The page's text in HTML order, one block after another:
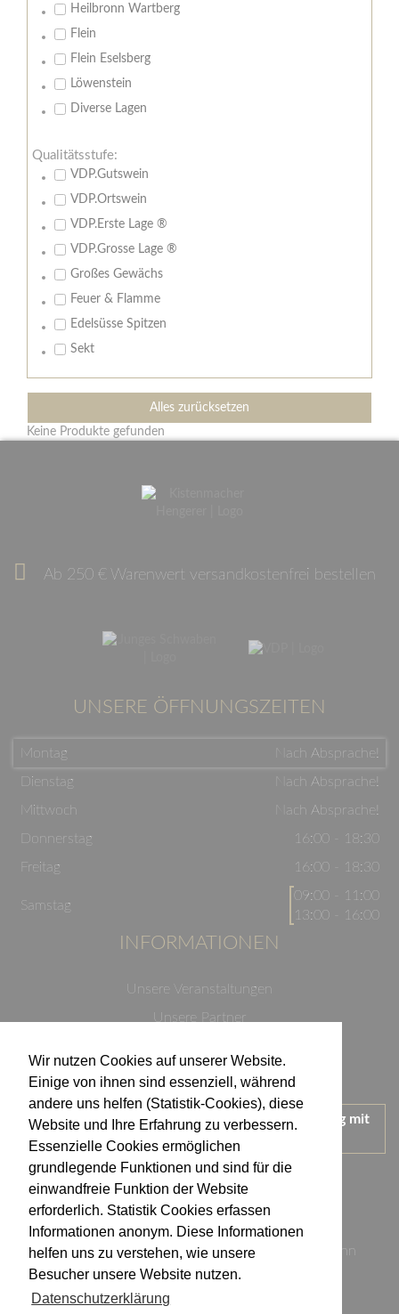
Wir nutzen Cookies auf unserer Website.
Einige von ihnen sind essenziell, während
andere uns helfen (Statistik-Cookies), diese
Website und Ihre Erfahrung zu verbessern.
Essenzielle Cookies ermöglichen
grundlegende Funktionen und sind für die
einwandfreie Funktion der Website
erforderlich. Statistik Cookies erfassen
Informationen anonym. Diese Informationen
helfen uns zu verstehen, wie unsere
Besucher unsere Website nutzen.
Datenschutzerklärung
Heilbronn Wartberg
Flein
Flein Eselsberg
Löwenstein
Diverse Lagen
Qualitätsstufe:
VDP.Gutswein
VDP.Ortswein
VDP.Erste Lage ®
VDP.Grosse Lage ®
Großes Gewächs
Feuer & Flamme
Edelsüsse Spitzen
Sekt
Alles zurücksetzen
Keine Produkte gefunden
Ab 250 € Warenwert versandkostenfrei bestellen
UNSERE ÖFFNUNGSZEITEN
Montag
Nach Absprache!
Dienstag
Nach Absprache!
Mittwoch
Nach Absprache!
Donnerstag
16:00 - 18:30
Freitag
16:00 - 18:30
Samstag
09:00 - 11:00
13:00 - 16:00
INFORMATIONEN
Unsere Veranstaltungen
Unsere Partner
Impressum
Wir treten für einen verantwortungsvollen Umgang mit
Alkohol ein.
KONTAKT
Weingut Kistenmacher & Hengerer
Eugen-Nägele-Straße 23-25, 74074 Heilbronn
info@kistenmacher-hengerer.de